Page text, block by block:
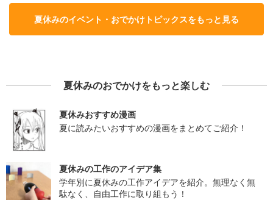
夏休みのイベント・おでかけトピックスをもっと見る
夏休みのおでかけをもっと楽しむ
夏休みおすすめ漫画
夏に読みたいおすすめの漫画をまとめてご紹介！
夏休みの工作のアイデア集
学年別に夏休みの工作アイデアを紹介。無理なく無
駄なく、自由工作に取り組もう！